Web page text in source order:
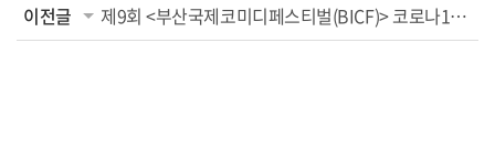
이전글
제9회 <부산국제코미디페스티벌(BICF)> 코로나19 확산 방지 위해 모든 공연 온라인으로...